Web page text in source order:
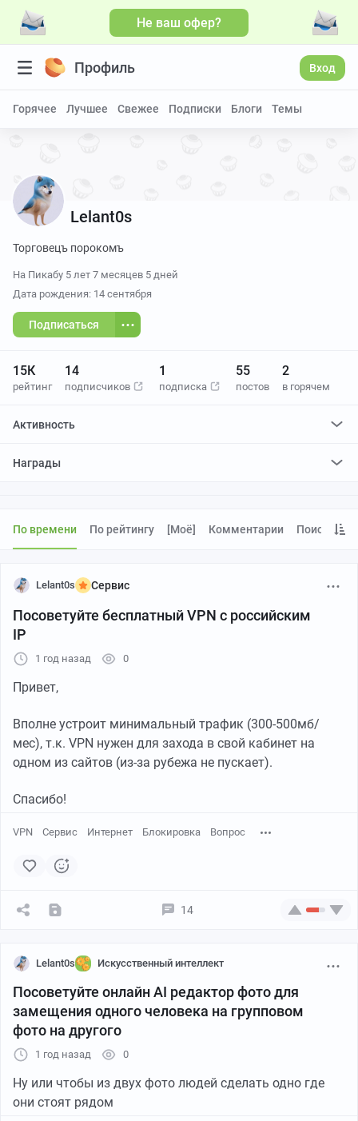
Не ваш офер?
Профиль Вход
Горячее Лучшее Свежее Подписки Блоги Темы
Lelant0s
Торговецъ порокомъ
На Пикабу 5 лет 7 месяцев 5 дней
Дата рождения: 14 сентября
Подписаться
15К
рейтинг
14
подписчиков
1
подписка
55
постов
2
в горячем
Активность
отредактировал
Награды
По времени По рейтингу [моё] Комментарии Поиск
Lelant0s Сервис
Посоветуйте бесплатный VPN с российским
IP
1 год назад 0
Привет,
Вполне устроит минимальный трафик (300-500мб/
мес), т.к. VPN нужен для захода в свой кабинет на
одном из сайтов (из-за рубежа не пускает).
Спасибо!
VPN Сервис Интернет Блокировка Вопрос
14
Lelant0s Искусственный интеллект
Посоветуйте онлайн AI редактор фото для
замещения одного человека на групповом
фото на другого
1 год назад 0
Ну или чтобы из двух фото людей сделать одно где
они стоят рядом
Больше видео